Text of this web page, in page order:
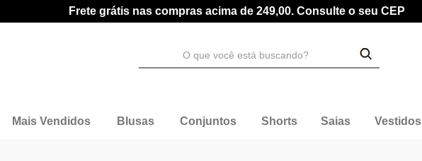
Frete grátis nas compras acima de 249,00. Consulte o seu CEP
Mais Vendidos Blusas Conjuntos Shorts Saias Vestidos